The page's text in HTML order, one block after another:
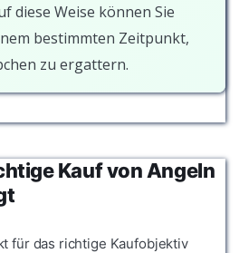
diese Weise können Sie
bestimmten Zeitpunkt,
zu ergattern.
Kauf von Angeln
für das richtige Kaufobjektiv